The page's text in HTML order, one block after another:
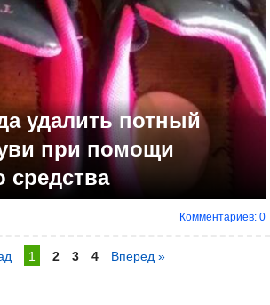
удалить потный
при помощи
средства
Комментариев: 0
1 2 3 4 Вперед »